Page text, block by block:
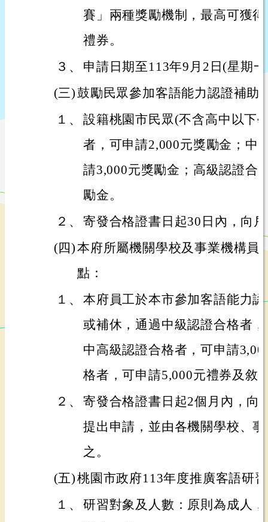
賽」兩種獎勵機制，最高可獲
禮券。
３、
申請日期至113年9月2日(星期
(三)鼓勵民眾參加客語能力認證補助
１、 設籍桃園市民眾(不含高中以下
者，可申請2,000元獎勵金；中
請3,000元獎勵金；高級認證合
勵金。
２、 寄發合格證書日起30日內，向
(四)本府所屬機關學校及事業機構員
點：
１、 本府員工於本市參加客語能力
或補休，通過中級認證合格者
中高級認證合格者，可申請
格者，可申請5,000元禮券及敘
２、 寄發合格證書日起2個月內，向
提出申請，並由各機關學校、
之。
(五)桃園市政府113年度推廣客語研
１、 研習對象及人數：原則為成人